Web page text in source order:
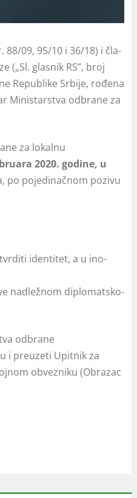
88/09, 95/10 i 36/18) i čla­
(„Sl. gla­snik RS”, broj
Re­pu­bli­ke Sr­bi­je, ro­đena
Ministarstva odbrane za
za lokalnu
2020. go­di­ne, u
po po­je­di­nač­nom po­zi­vu
iden­ti­tet, a u ino­
nad­le­žnom di­plo­mat­sko-
od­bra­ne
i preuzeti Upitnik za
obvezniku (Obrazac